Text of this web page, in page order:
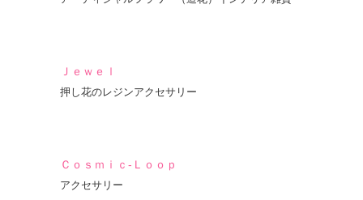
Ｊｅｗｅｌ
押し花のレジンアクセサリー
Ｃｏｓｍｉｃ-Ｌｏｏｐ
アクセサリー